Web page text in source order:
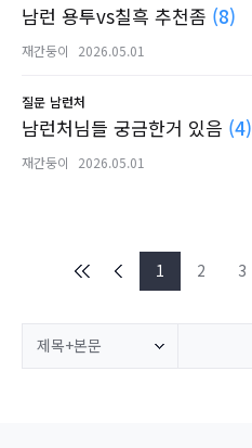
남런 용투vs칠흑 추천좀 (8)
재간둥이 2026.05.01
질문 남런처
남런처님들 궁금한거 있음 (4)
재간둥이 2026.05.01
1 2 3
제목+본문